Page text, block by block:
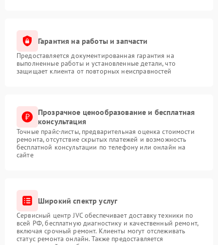
Гарантия на работы и запчасти
Предоставляется документированная гарантия на
выполненные работы и установленные детали, что
защищает клиента от повторных неисправностей
Прозрачное ценообразование и бесплатная
консультация
Точные прайс-листы, предварительная оценка стоимости
ремонта, отсутствие скрытых платежей и возможность
бесплатной консультации по телефону или онлайн на
сайте
Широкий спектр услуг
Сервисный центр JVC обеспечивает доставку техники по
всей РФ, бесплатную диагностику и качественный ремонт,
включая срочный ремонт. Клиенты могут отслеживать
статус ремонта онлайн. Также предоставляется